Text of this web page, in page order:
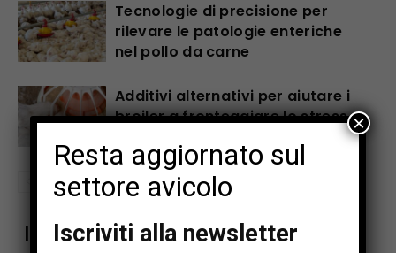
Tecnologie di precisione per
rilevare le patologie enteriche
nel pollo da carne
Additivi alternativi per aiutare i
broiler a fronteggiare lo stress
Iscriviti alla newsletter di Zootecnica
Resta aggiornato sul
settore avicolo
Iscriviti alla newsletter
×